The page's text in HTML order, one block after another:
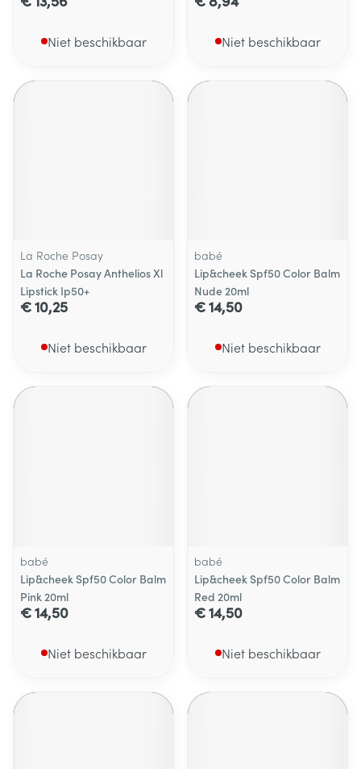
Niet beschikbaar Niet beschikbaar
La Roche Posay
La Roche Posay Anthelios Xl
Lipstick Ip50+
€ 10,25
Niet beschikbaar
babé
Lip&cheek Spf50 Color Balm
Nude 20ml
€ 14,50
Niet beschikbaar
babé
Lip&cheek Spf50 Color Balm
Pink 20ml
€ 14,50
Niet beschikbaar
babé
Lip&cheek Spf50 Color Balm
Red 20ml
€ 14,50
Niet beschikbaar